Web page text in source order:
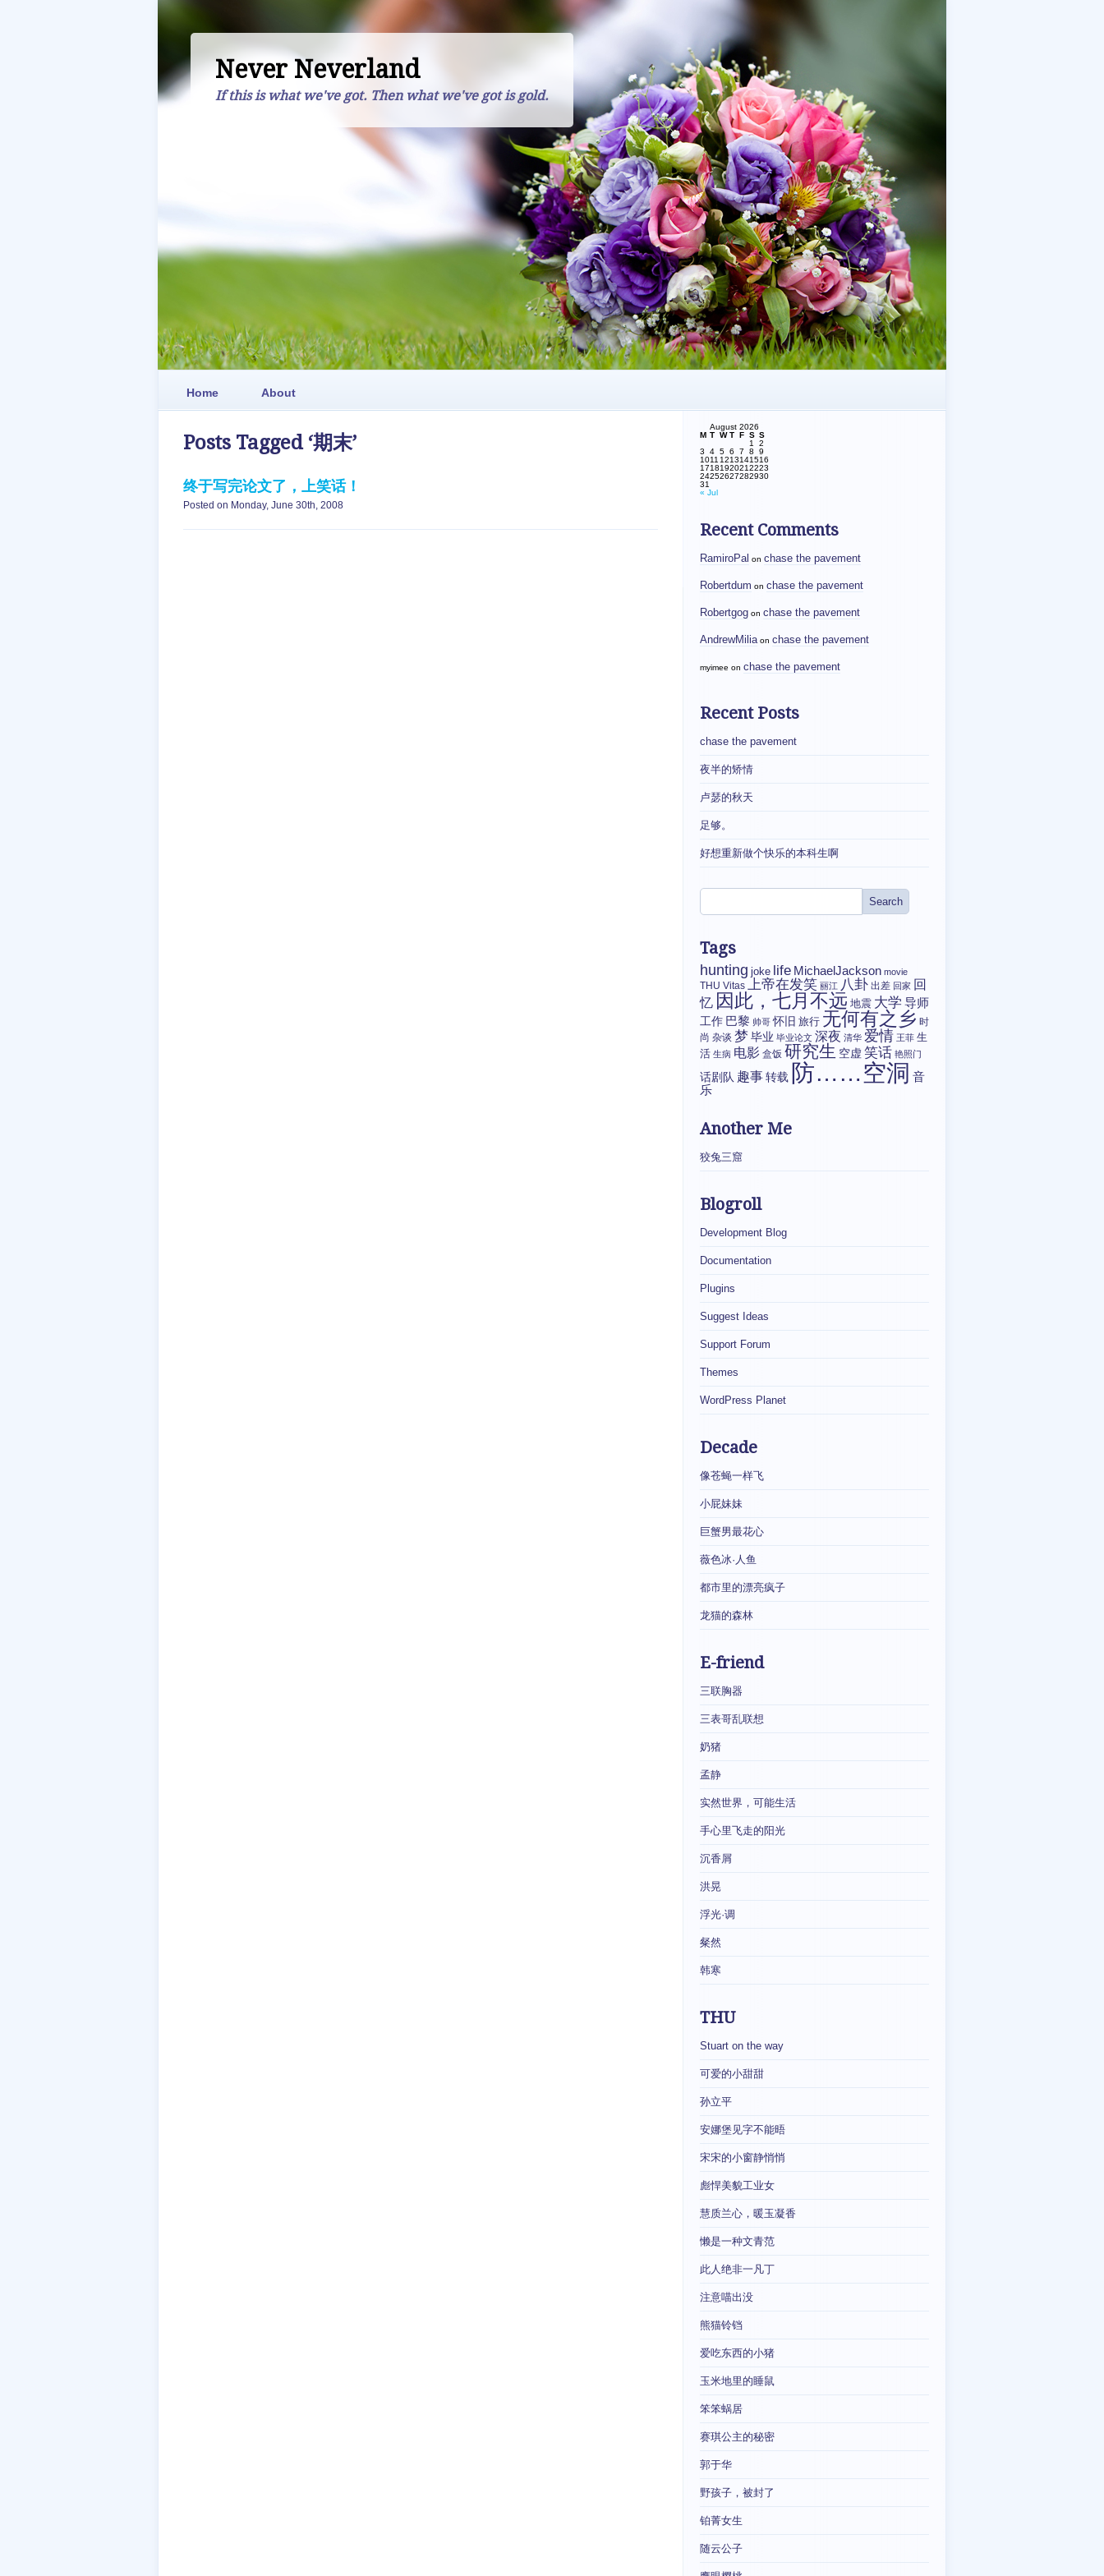
Never Neverland
If this is what we've got. Then what we've got is gold.
Home About
Posts Tagged ‘期末’
终于写完论文了，上笑话！
Posted on Monday, June 30th, 2008
August 2026
M T W T F S S
1
2
3
4 5 6 7 8
9
1011 1213141516
17181920212223
24252627282930
31
« Jul
Recent Comments
RamiroPal on chase the pavement
Robertdum on chase the pavement
Robertgog on chase the pavement
AndrewMilia on chase the pavement
myimee on chase the pavement
Recent Posts
chase the pavement
夜半的矫情
卢瑟的秋天
足够。
好想重新做个快乐的本科生啊
Tags
hunting joke life MichaelJackson movie
THU Vitas 上帝在发笑 丽江 八卦 出差 回家 回
忆 因此，七月不远 地震 大学 导师
工作 巴黎 帅哥 怀旧 旅行 无何有之乡 时
尚 杂谈 梦 毕业 毕业论文 深夜 清华 爱情 王菲 生
活 生病 电影 盒饭 研究生 空虚 笑话 艳照门
话剧队 趣事转载 防……空洞 音
乐
Another Me
狡兔三窟
Blogroll
Development Blog
Documentation
Plugins
Suggest Ideas
Support Forum
Themes
WordPress Planet
Decade
像苍蝇一样飞
小屁妹妹
巨蟹男最花心
薇色冰·人鱼
都市里的漂亮疯子
龙猫的森林
E-friend
三联胸器
三表哥乱联想
奶猪
孟静
实然世界，可能生活
手心里飞走的阳光
沉香屑
洪晃
浮光·调
粲然
韩寒
THU
Stuart on the way
可爱的小甜甜
孙立平
安娜堡见字不能晤
宋宋的小窗静悄悄
彪悍美貌工业女
慧质兰心，暖玉凝香
懒是一种文青范
此人绝非一凡丁
注意喵出没
熊猫铃铛
爱吃东西的小猪
玉米地里的睡鼠
笨笨蜗居
赛琪公主的秘密
郭于华
野孩子，被封了
铂菁女生
随云公子